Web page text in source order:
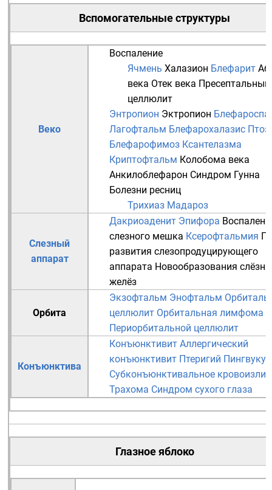
Вспомогательные структуры
Веко
Воспаление
Ячмень Халазион Блефарит
века Отек века Пресептальный
целлюлит
Энтропион Эктропион
Лагофтальм Блефарохалазис Птоз
Блефарофимоз Ксантелазма
Криптофтальм Колобома века
Анкилоблефарон Синдром Гунна
Болезни ресниц
Трихиаз Мадароз
Слезный
аппарат
Дакриоаденит Эпифора
слезного мешка Ксерофтальмия
развития слезопродуцирующего
аппарата Новообразования
желёз
Орбита
Экзофтальм Энофтальм
целлюлит Орбитальная лимфома
Периорбитальной целлюлит
Конъюнктива
Конъюнктивит Аллергический
конъюнктивит Птеригий
Субконъюнктивальное
Трахома Синдром сухого глаза
Глазное яблоко